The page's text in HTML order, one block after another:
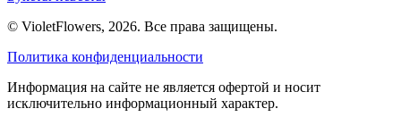
© VioletFlowers, 2026. Все права защищены.
Политика конфиденциальности
Информация на сайте не является офертой и носит
исключительно информационный характер.